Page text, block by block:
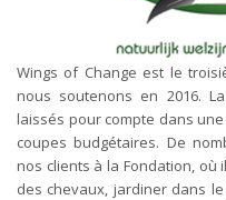
Wings of Change est le
nous soutenons en 2016.
laissés pour compte dans
coupes budgétaires. De
nos clients à la Fondation,
des chevaux, jardiner dans